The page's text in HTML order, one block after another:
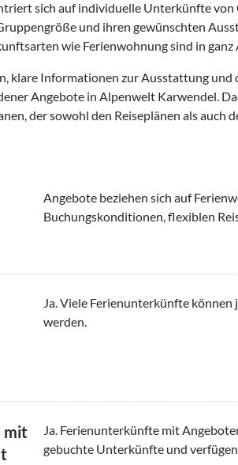
sich auf individuelle Unterkünfte von
und ihren gewünschten
wie Ferienwohnung sind in
klare Informationen zur Ausstattung
Angebote in Alpenwelt Karwendel.
der sowohl den Reiseplänen als auch
Angebote beziehen sich auf
Buchungskonditionen, flexiblen
Ja. Viele Ferienunterkünfte
werden.
mit
Ja. Ferienunterkünfte mit
gebuchte Unterkünfte und